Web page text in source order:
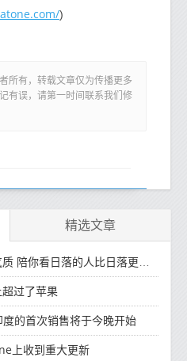
)
所有，转载文章仅为传播更多
有误，请第一时间联系我们修
精选文章
陪你看日落的人比日落更浪漫
过了苹果
的首次销售将于今晚开始
上收到重大更新